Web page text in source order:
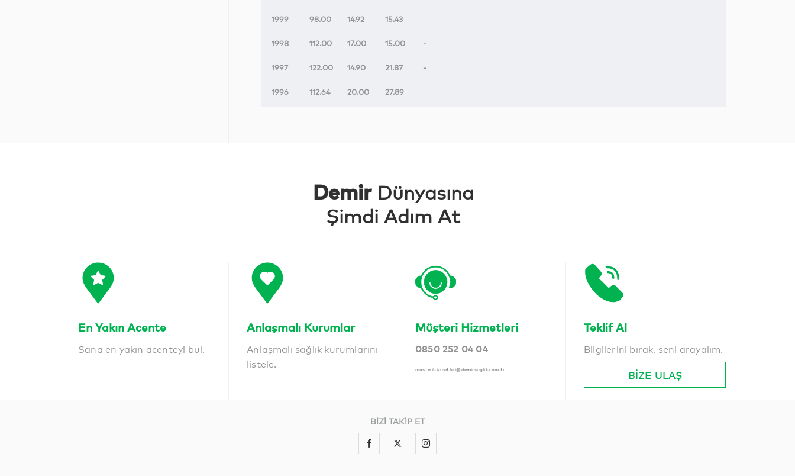
1999 98.00 14.92 15.43
1998 112.00 17.00 15.00 -
1997 122.00 14.90 21.87 -
1996 112.64 20.00 27.89
DemirDünyasına
Şimdi Adım At
En Yakın Acente
Sana en yakın acenteyi bul.
Anlaşmalı Kurumlar
Anlaşmalı sağlık kurumlarını
listele.
Müşteri Hizmetleri
0850 252 04 04
musterihizmetleri@demirsaglik.com.tr
Teklif Al
Bilgilerini bırak, seni arayalım.
BİZE ULAŞ
BİZİ TAKİP ET